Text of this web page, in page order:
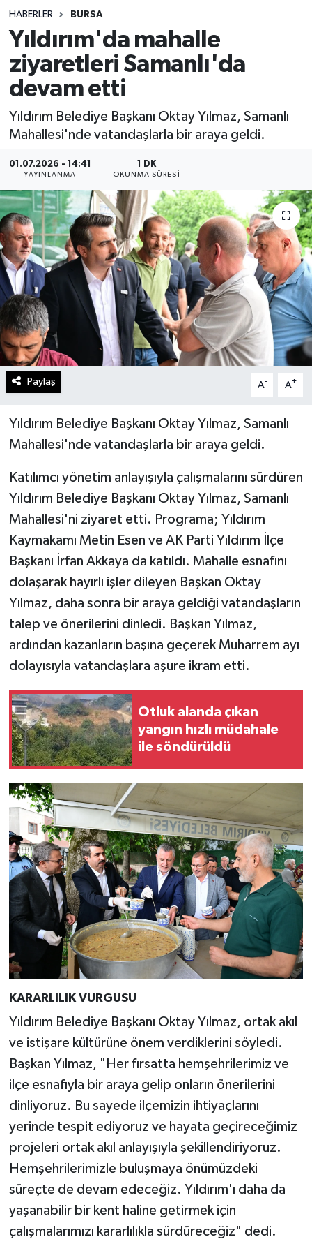
HABERLER BURSA
Yıldırım'da mahalle
ziyaretleri Samanlı'da
devam etti
Yıldırım Belediye Başkanı Oktay Yılmaz, Samanlı
Mahallesi'nde vatandaşlarla bir araya geldi.
01.07.2026 - 14:41
YAYINLANMA
1 DK
OKUNMA SÜRESI
Paylaş A- A+
Yıldırım Belediye Başkanı Oktay Yılmaz, Samanlı
Mahallesi'nde vatandaşlarla bir araya geldi.
Katılımcı yönetim anlayışıyla çalışmalarını sürdüren
Yıldırım Belediye Başkanı Oktay Yılmaz, Samanlı
Mahallesi'ni ziyaret etti. Programa; Yıldırım
Kaymakamı Metin Esen ve AK Parti Yıldırım İlçe
Başkanı İrfan Akkaya da katıldı. Mahalle esnafını
dolaşarak hayırlı işler dileyen Başkan Oktay
Yılmaz, daha sonra bir araya geldiği vatandaşların
talep ve önerilerini dinledi. Başkan Yılmaz,
ardından kazanların başına geçerek Muharrem ayı
dolayısıyla vatandaşlara aşure ikram etti.
Otluk alanda çıkan
yangın hızlı müdahale
ile söndürüldü
KARARLILIK VURGUSU
Yıldırım Belediye Başkanı Oktay Yılmaz, ortak akıl
ve istişare kültürüne önem verdiklerini söyledi.
Başkan Yılmaz, "Her fırsatta hemşehrilerimiz ve
ilçe esnafıyla bir araya gelip onların önerilerini
dinliyoruz. Bu sayede ilçemizin ihtiyaçlarını
yerinde tespit ediyoruz ve hayata geçireceğimiz
projeleri ortak akıl anlayışıyla şekillendiriyoruz.
Hemşehrilerimizle buluşmaya önümüzdeki
süreçte de devam edeceğiz. Yıldırım'ı daha da
yaşanabilir bir kent haline getirmek için
çalışmalarımızı kararlılıkla sürdüreceğiz" dedi.
Spor
Teknoloji
Yaşam